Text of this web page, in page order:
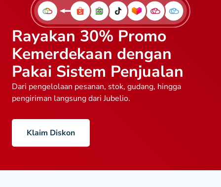
Rayakan 30% Promo
Kemerdekaan dengan
Pakai Sistem Penjualan
Dari pengelolaan pesanan, stok, gudang, hingga
pengiriman langsung dari Jubelio.
Klaim Diskon